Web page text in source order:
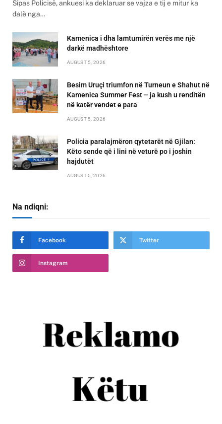
Sipas Policisë, ankuesi ka deklaruar se vajza e tij e mitur ka
dalë nga…
Kamenica i dha lamtumirën verës me një
darkë madhështore
AUGUST 5, 2026
Besim Uruçi triumfon në Turneun e Shahut në
Kamenica Summer Fest – ja kush u renditën
në katër vendet e para
AUGUST 5, 2026
Policia paralajmëron qytetarët në Gjilan:
Këto sende që i lini në veturë po i joshin
hajdutët
AUGUST 5, 2026
Na ndiqni:
Facebook Twitter
Instagram